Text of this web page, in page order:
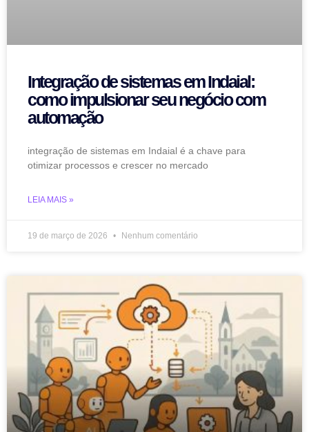
Integração de sistemas em Indaial:
como impulsionar seu negócio com
automação
integração de sistemas em Indaial é a chave para
otimizar processos e crescer no mercado
LEIA MAIS »
19 de março de 2026 Nenhum comentário